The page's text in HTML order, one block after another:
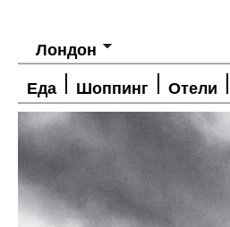
Лондон
Еда Шоппинг Отели